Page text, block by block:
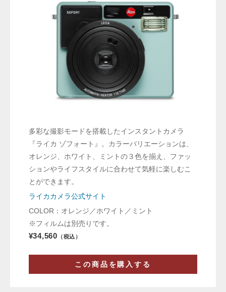
多彩な撮影モードを搭載したインスタントカメラ
『ライカ ゾフォート』。カラーバリエーションは、
オレンジ、ホワイト、ミントの３色を揃え、ファッ
ションやライフスタイルに合わせて気軽に楽しむこ
とができます。
ライカカメラ公式サイト
COLOR：オレンジ／ホワイト／ミント
※フィルムは別売りです。
¥34,560 （税込）
この商品を購入する